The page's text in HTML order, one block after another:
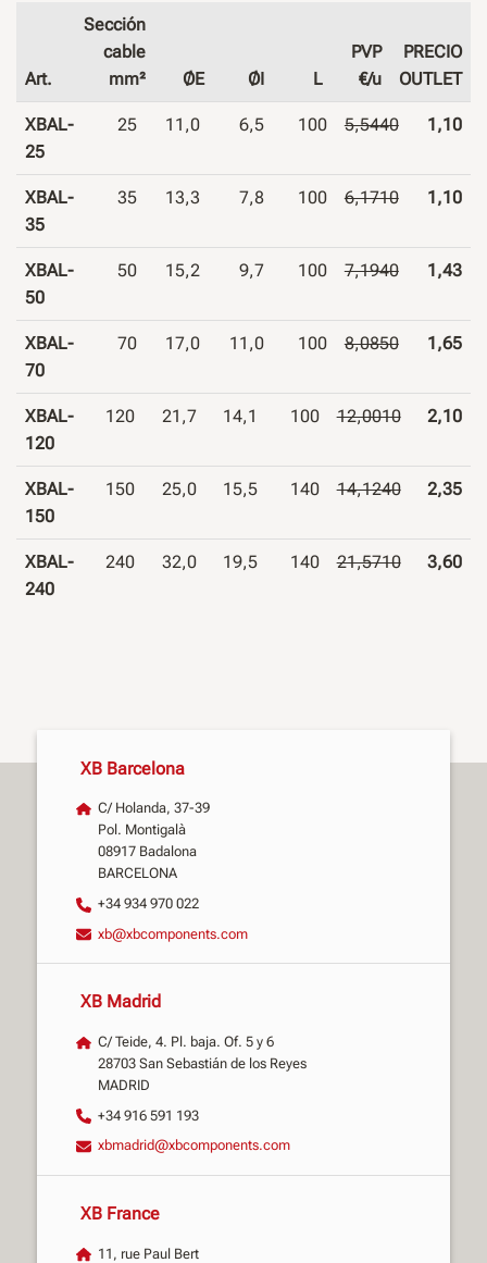
Art.
Sección
cable
mm²
ØE ØI L
PVP
€/u
PRECIO
OUTLET
XBAL-
25
25 11,0 6,5 100 5,5440 1,10
XBAL-
35
35 13,3 7,8 100 6,1710 1,10
XBAL-
50
50 15,2 9,7 100 7,1940 1,43
XBAL-
70
70 17,0 11,0 100 8,0850 1,65
XBAL-
120
120 21,7 14,1 100 12,0010 2,10
XBAL-
150
150 25,0 15,5 140 14,1240 2,35
XBAL-
240
240 32,0 19,5 140 21,5710 3,60
XB Barcelona
C/ Holanda, 37-39
Pol. Montigalà
08917 Badalona
BARCELONA
+34 934 970 022
xb@xbcomponents.com
XB Madrid
C/ Teide, 4. Pl. baja. Of. 5 y 6
28703 San Sebastián de los Reyes
MADRID
+34 916 591 193
xbmadrid@xbcomponents.com
XB France
11, rue Paul Bert